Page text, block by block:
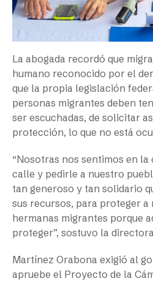
La abogada recordó que
humano reconocido por el
que la propia legislación
personas migrantes deben
ser escuchadas, de solicitar
protección, lo que no está
“Nosotras nos sentimos en
calle y pedirle a nuestro
tan generoso y tan solidario
sus recursos, para proteger
hermanas migrantes porque
proteger”, sostuvo la
Martínez Orabona exigió al
apruebe el Proyecto de la